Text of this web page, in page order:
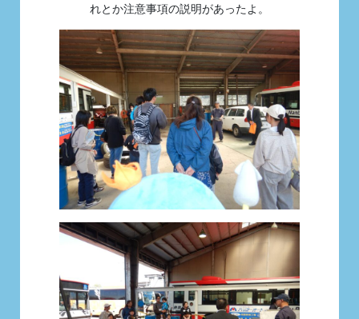
れとか注意事項の説明があったよ。